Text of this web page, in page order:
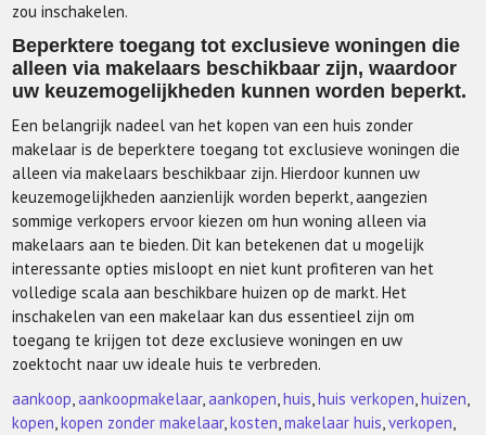
zou inschakelen.
Beperktere toegang tot exclusieve woningen die
alleen via makelaars beschikbaar zijn, waardoor
uw keuzemogelijkheden kunnen worden beperkt.
Een belangrijk nadeel van het kopen van een huis zonder
makelaar is de beperktere toegang tot exclusieve woningen die
alleen via makelaars beschikbaar zijn. Hierdoor kunnen uw
keuzemogelijkheden aanzienlijk worden beperkt, aangezien
sommige verkopers ervoor kiezen om hun woning alleen via
makelaars aan te bieden. Dit kan betekenen dat u mogelijk
interessante opties misloopt en niet kunt profiteren van het
volledige scala aan beschikbare huizen op de markt. Het
inschakelen van een makelaar kan dus essentieel zijn om
toegang te krijgen tot deze exclusieve woningen en uw
zoektocht naar uw ideale huis te verbreden.
aankoop,aankoopmakelaar,aankopen,huis,huis verkopen,huizen,
kopen,kopen zonder makelaar,kosten,makelaar huis,verkopen,